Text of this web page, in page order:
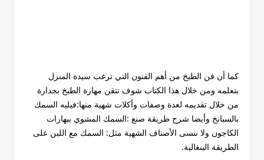
كما أن فن الطبخ من أهم الفنون التي ترغب سيدة المنزل
بتعلمه ومن خلال هذا الكتاب شوف تتقن مهارة الطبخ بجدارة
من خلال تقديمه لعدة وصفات وأكلات شهية منها:فيليه السمك
بالسبانخ وأيضا شرح طريقة صنع :السمك المشوي ببهارات
الكاجون ولا ننسى الأصناف الشهية مثل: السمك مع اللبن على
الطريقة البنغالية.